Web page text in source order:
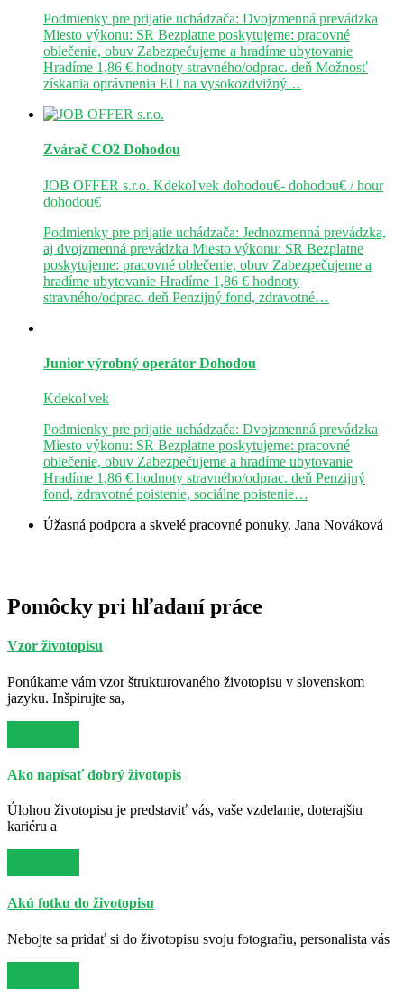
Podmienky pre prijatie uchádzača: Dvojzmenná prevádzka
Miesto výkonu: SR Bezplatne poskytujeme: pracovné
oblečenie, obuv Zabezpečujeme a hradíme ubytovanie
Hradíme 1,86 € hodnoty stravného/odprac. deň Možnosť
získania oprávnenia EU na vysokozdvižný…
Zvárač CO2 Dohodou
JOB OFFER s.r.o. Kdekoľvek dohodou€- dohodou€ / hour
dohodou€
Podmienky pre prijatie uchádzača: Jednozmenná prevádzka,
aj dvojzmenná prevádzka Miesto výkonu: SR Bezplatne
poskytujeme: pracovné oblečenie, obuv Zabezpečujeme a
hradíme ubytovanie Hradíme 1,86 € hodnoty
stravného/odprac. deň Penzijný fond, zdravotné…
Junior výrobný operátor Dohodou
Kdekoľvek
Podmienky pre prijatie uchádzača: Dvojzmenná prevádzka
Miesto výkonu: SR Bezplatne poskytujeme: pracovné
oblečenie, obuv Zabezpečujeme a hradíme ubytovanie
Hradíme 1,86 € hodnoty stravného/odprac. deň Penzijný
fond, zdravotné poistenie, sociálne poistenie…
Úžasná podpora a skvelé pracovné ponuky. Jana Nováková
Pomôcky pri hľadaní práce
Vzor životopisu
Ponúkame vám vzor štrukturovaného životopisu v slovenskom
jazyku. Inšpirujte sa,
Ako napísať dobrý životopis
Úlohou životopisu je predstaviť vás, vaše vzdelanie, doterajšiu
kariéru a
Akú fotku do životopisu
Nebojte sa pridať si do životopisu svoju fotografiu, personalista vás